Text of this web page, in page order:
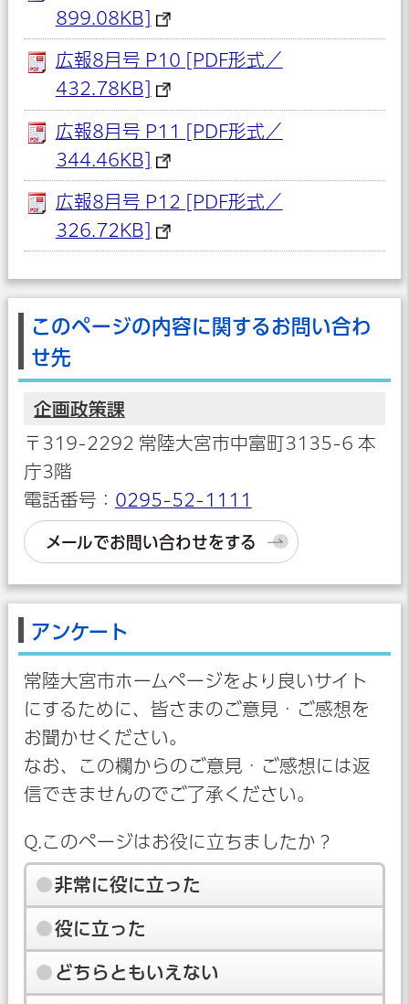
899.08KB]
広報8月号 P10 [PDF形式／
432.78KB]
広報8月号 P11 [PDF形式／
344.46KB]
広報8月号 P12 [PDF形式／
326.72KB]
このページの内容に関するお問い合わ
せ先
企画政策課
〒319-2292 常陸大宮市中富町3135-6 本
庁3階
電話番号： 0295-52-1111
メールでお問い合わせをする
アンケート
常陸大宮市ホームページをより良いサイト
にするために、皆さまのご意見・ご感想を
お聞かせください。
なお、この欄からのご意見・ご感想には返
信できませんのでご了承ください。
Q.このページはお役に立ちましたか？
非常に役に立った
役に立った
どちらともいえない